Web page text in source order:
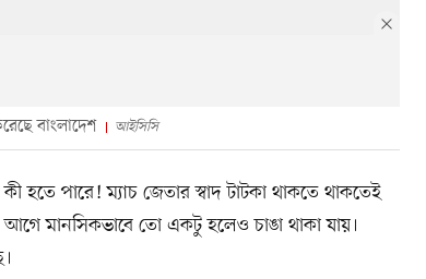
বাংলাদেশ আইসিসি
হতে পারে! ম্যাচ জেতার স্বাদ টাটকা থাকতে থাকতেই
মানসিকভাবে তো একটু হলেও চাঙা থাকা যায়।